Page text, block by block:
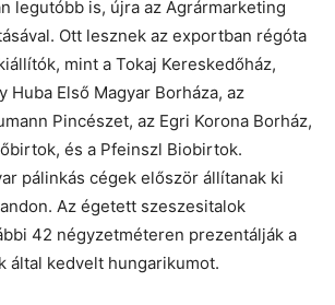
legutóbb is, újra az Agrármarketing
Ott lesznek az exportban régóta
mint a Tokaj Kereskedőház,
Huba Első Magyar Borháza, az
Pincészet, az Egri Korona Borház,
és a Pfeinszl Biobirtok.
pálinkás cégek először állítanak ki
Az égetett szeszesitalok
42 négyzetméteren prezentálják a
által kedvelt hungarikumot.